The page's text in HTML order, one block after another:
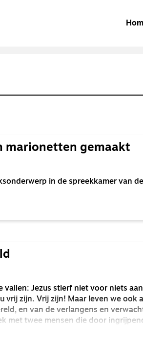
marionetten gemaakt
in de spreekkamer van de
vallen: Jezus stierf niet voor niets
vrij zijn. Vrij zijn! Maar leven we ook
en van de verlangens en
met twee mensen die door
werden.